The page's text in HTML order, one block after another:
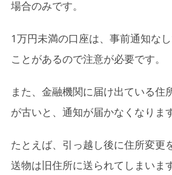
場合のみです。
1万円未満の口座は、事前通知な
ことがあるので注意が必要です。
また、金融機関に届け出ている住
が古いと、通知が届かなくなります
たとえば、引っ越し後に住所変更
送物は旧住所に送られてしまいます